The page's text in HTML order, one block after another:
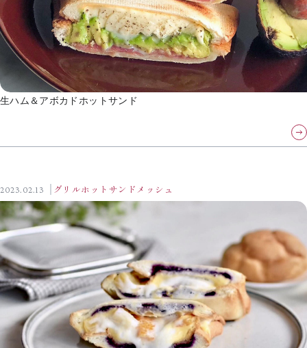
生ハム＆アボカドホットサンド
2023.02.13 グリルホットサンドメッシュ